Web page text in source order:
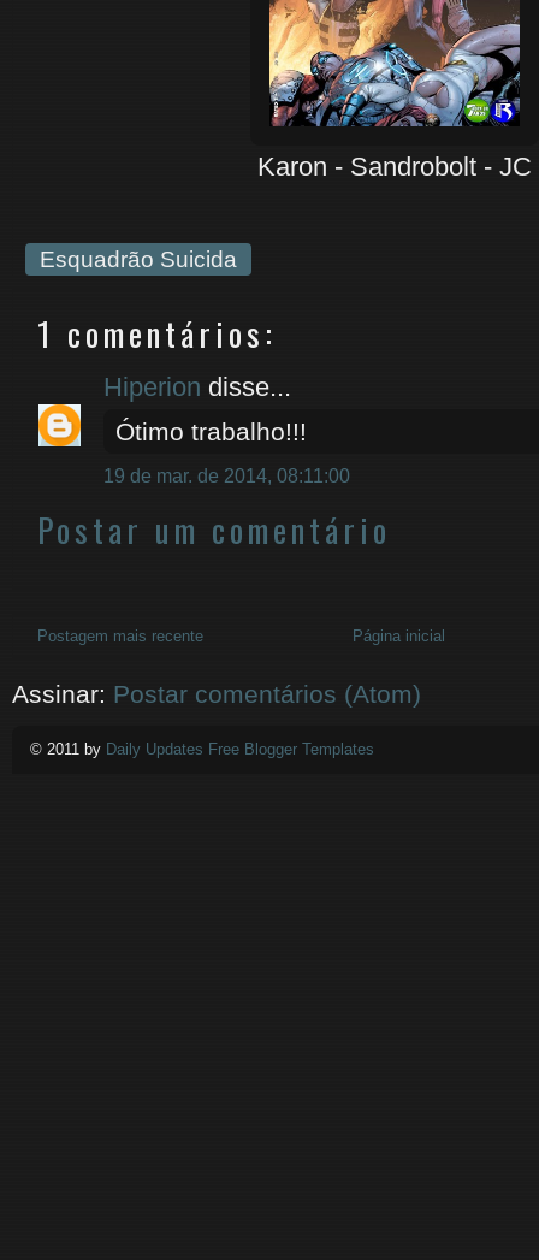
Karon - Sandrobolt - JC
Esquadrão Suicida
1 comentários:
Hiperion disse...
Ótimo trabalho!!!
19 de mar. de 2014, 08:11:00
Postar um comentário
Postagem mais recente Página inicial
Assinar: Postar comentários (Atom)
© 2011 by Daily Updates Free Blogger Templates